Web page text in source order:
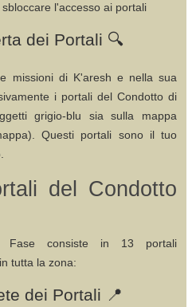
sbloccare l'accesso ai portali
dei Portali 🔍
missioni di K'aresh e nella sua
i portali del Condotto di
grigio-blu sia sulla mappa
Questi portali sono il tuo
del Condotto
Fase consiste in 13 portali
in tutta la zona:
dei Portali 📍